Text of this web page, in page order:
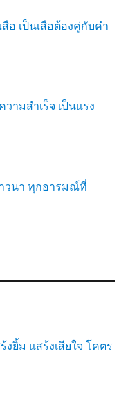
อ เป็นเสือต้องคู่กับคำ
ามสำเร็จ เป็นแรง
วนา ทุกอารมณ์ที่
งยิ้ม แสร้งเสียใจ โคตร